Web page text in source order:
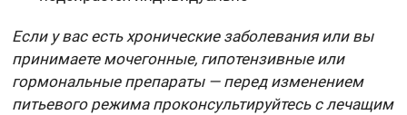
Если у вас есть хронические заболевания или вы
принимаете мочегонные, гипотензивные или
гормональные препараты — перед изменением
питьевого режима проконсультируйтесь с лечащим